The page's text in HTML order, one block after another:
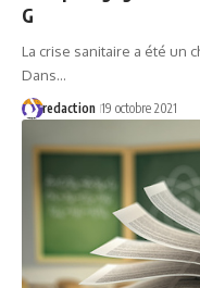
G
La crise sanitaire a été un
Dans…
redaction 19 octobre 2021